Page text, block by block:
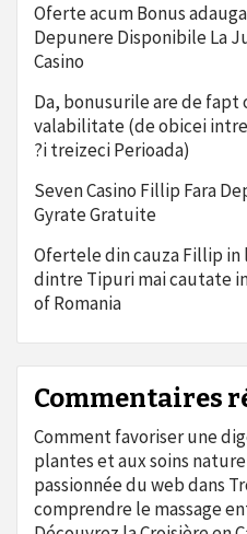
Oferte acum Bonus
Depunere Disponibile La
Casino
Da, bonusurile are de fapt
valabilitate (de obicei
?i treizeci Perioada)
Seven Casino Fillip Fara
Gyrate Gratuite
Ofertele din cauza Fillip
dintre Tipuri mai cautate
of Romania
Commentaires
Comment favoriser une
plantes et aux soins
passionnée du webdans
comprendre le massage